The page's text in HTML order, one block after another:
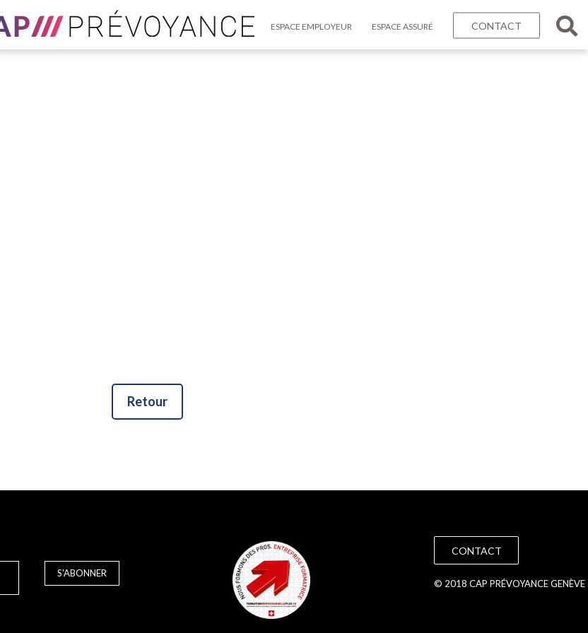
ESPACE EMPLOYEUR ESPACE ASSURÉ CONTACT
Retour
S'ABONNER
CONTACT
© 2018 CAP PRÉVOYANCE